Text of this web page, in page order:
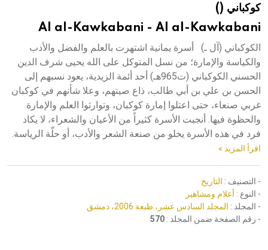
هيئة الموسوعة العربية تطلق موسوعات جديدة في عام 2026كوكباني ()
Al al-Kawkabani - Al al-Kawkabani
الكوكباني (آل ـ) أسرة يمانية اشتهرت بالعلم والفضل والأدب
والكياسة والإمارة؛ من نسل المتوكل على الله يحيى شرف الدين
الحسني الكوكباني (ت965هـ) أحد أئمة الزيدية، يعود نسبهم إلى
الحسن بن علي بن أبي طالب، ذاع صيتهم، وعلا شأنهم في كوكبان
غربي صنعاء، حتى اعتلوا إمارة كوكبان، وتوارثوا العلم والإمارة
والحظوة فيها. أنجبت الأسرة كثيراً من الأعيان والشعراء، لا يكاد
فرد في هذه الأسرة يخلو من صنعة الشعر والأدب، أو حلّة الرياسة.
اقرأ المزيد »
- التصنيف : التاريخ
- النوع : أعلام ومشاهير
- المجلد : المجلد السادس عشر، طبعة 2006، دمشق
- رقم الصفحة ضمن المجلد : 570